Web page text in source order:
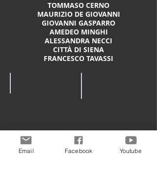
TOMMASO CERNO
MAURIZIO DE GIOVANNI
GIOVANNI GASPARRO
AMEDEO MINGHI
ALESSANDRA NECCI
CITTÀ DI SIENA
FRANCESCO TAVASSI
Email Facebook Youtube